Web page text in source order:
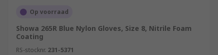
Op voorraad
Showa 265R Blue Nylon Gloves, Size 8, Nitrile Foam
Coating
RS-stocknr. 231-5371